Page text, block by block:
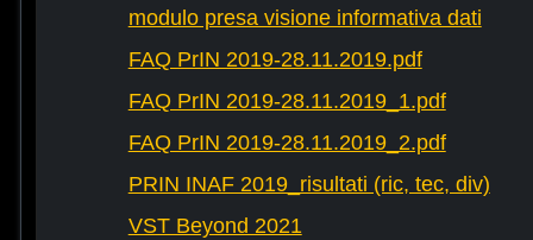
modulo presa visione informativa dati
FAQ PrIN 2019-28.11.2019.pdf
FAQ PrIN 2019-28.11.2019_1.pdf
FAQ PrIN 2019-28.11.2019_2.pdf
PRIN INAF 2019_risultati (ric, tec, div)
VST Beyond 2021